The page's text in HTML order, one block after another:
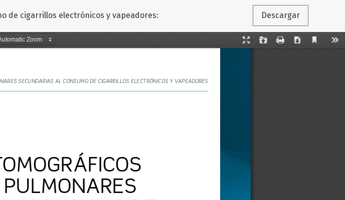
de cigarrillos electrónicos y vapeadores:
Descargar